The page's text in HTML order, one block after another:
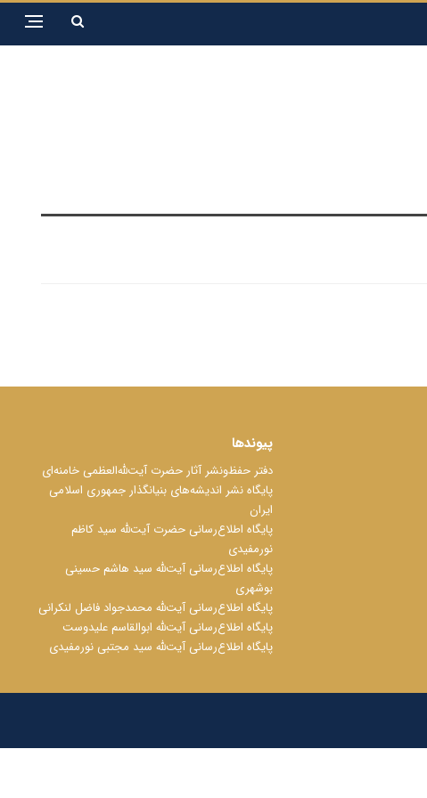
پیوندها
دفتر حفظ‌‌‌ونشر آثار حضرت آیت‌ﷲ‌العظمی خامنه‌ای
پایگاه نشر اندیشه‌های بنیانگذار جمهوری اسلامی
ایران
پایگاه اطلاع‌رسانی حضرت آیت‌ﷲ سید کاظم
نورمفیدی
پایگاه اطلاع‌رسانی آیت‌ﷲ سید هاشم حسینی
بوشهری
پایگاه اطلاع‌رسانی آیت‌ﷲ محمدجواد فاضل لنکرانی
پایگاه اطلاع‌رسانی آیت‌ﷲ ابوالقاسم علیدوست
پایگاه اطلاع‌رسانی آیت‌ﷲ سید مجتبی نورمفیدی